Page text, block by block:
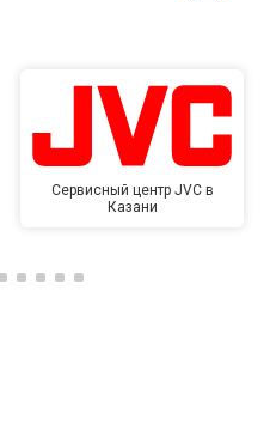
Сервисный центр JVC в
Казани